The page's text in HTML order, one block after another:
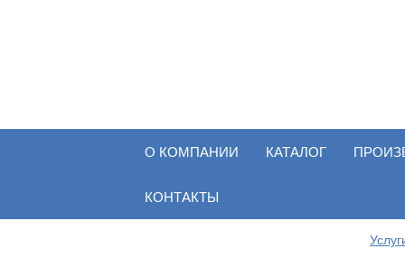
О КОМПАНИИ КАТАЛОГ
КОНТАКТЫ